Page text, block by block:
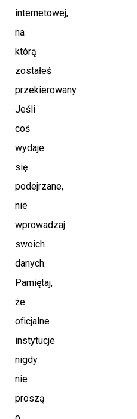
internetowej,
na
którą
zostałeś
przekierowany.
Jeśli
coś
wydaje
się
podejrzane,
nie
wprowadzaj
swoich
danych.
Pamiętaj,
że
oficjalne
instytucje
nigdy
nie
proszą